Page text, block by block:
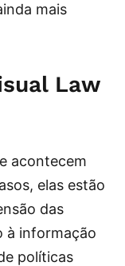
mais
Law
acontecem
elas estão
das
à informação
políticas